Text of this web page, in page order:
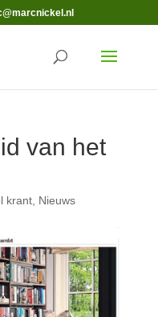
van het
krant, Nieuws